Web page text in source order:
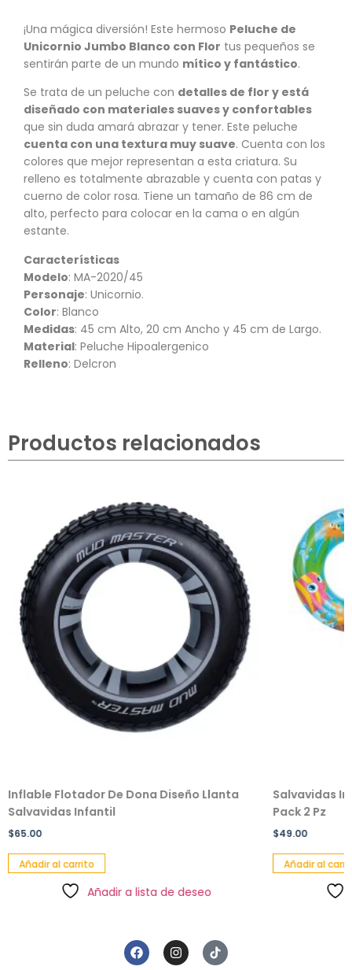
¡Una mágica diversión! Este hermoso Peluche de
Unicornio Jumbo Blanco con Flor tus pequeños se
sentirán parte de un mundo mítico y fantástico.
Se trata de un peluche con detalles de flor y está
diseñado con materiales suaves y confortables
que sin duda amará abrazar y tener. Este peluche
cuenta con una textura muy suave. Cuenta con los
colores que mejor representan a esta criatura. Su
relleno es totalmente abrazable y cuenta con patas y
cuerno de color rosa. Tiene un tamaño de 86 cm de
alto, perfecto para colocar en la cama o en algún
estante.
Características
Modelo: MA-2020/45
Personaje: Unicornio.
Color: Blanco
Medidas: 45 cm Alto, 20 cm Ancho y 45 cm de Largo.
Material: Peluche Hipoalergenico
Relleno: Delcron
Productos relacionados
Inflable Flotador De Dona Diseño Llanta
Salvavidas Infantil
$65.00
Añadir al carrito
Añadir a lista de deseo
Salvavidas
Pack 2 Pz
$49.00
Añadir al